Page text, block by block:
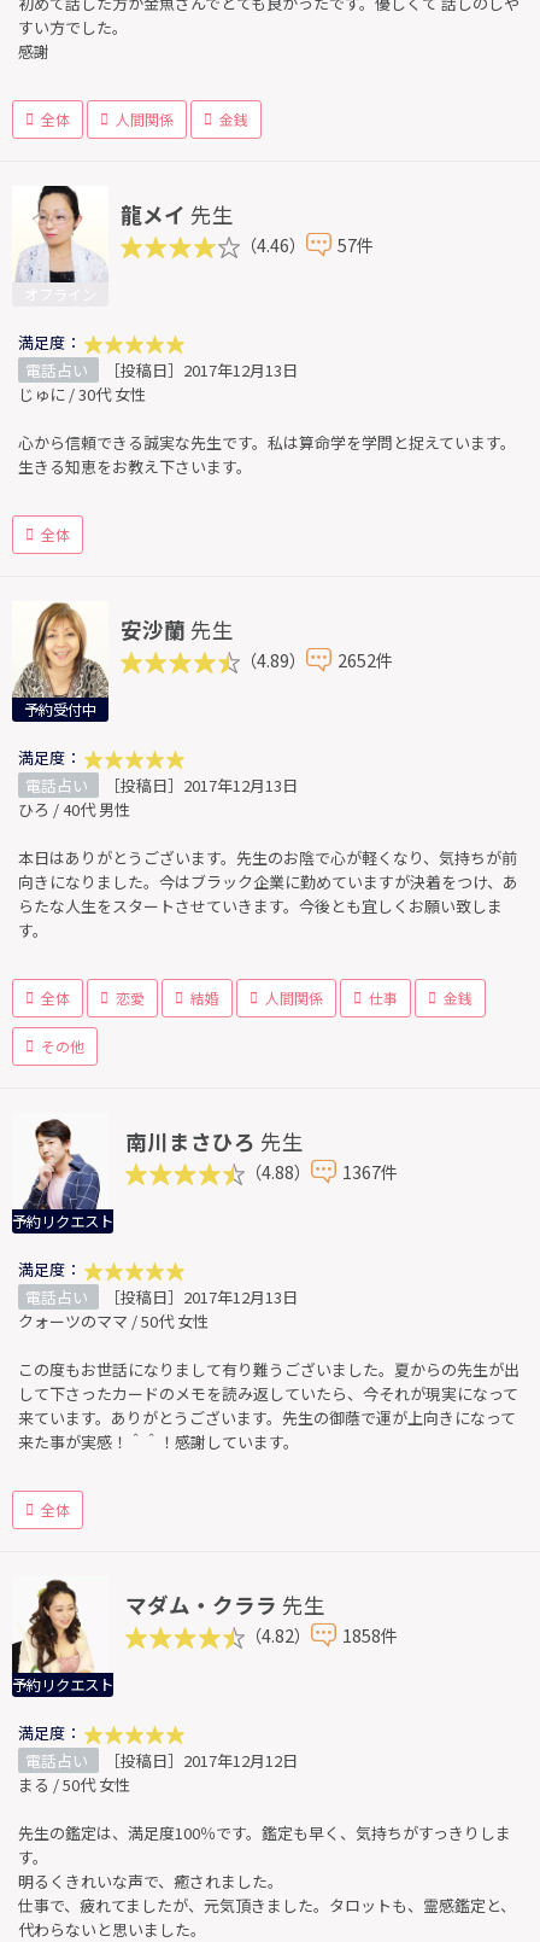
すい方でした。
感謝
全体 人間関係 金銭
龍メイ 先生
（4.46） 57件
満足度：
電話占い
［投稿日］2017年12月13日
じゅに / 30代 女性
心から信頼できる誠実な先生です。私は算命学を学問と捉えています。
生きる知恵をお教え下さいます。
全体
予約受付中
安沙蘭 先生
（4.89） 2652件
満足度：
電話占い
［投稿日］2017年12月13日
ひろ / 40代 男性
本日はありがとうございます。先生のお陰で心が軽くなり、気持ちが前
向きになりました。今はブラック企業に勤めていますが決着をつけ、あ
らたな人生をスタートさせていきます。今後とも宜しくお願い致しま
す。
全体 恋愛 結婚 人間関係 仕事 金銭
その他
予約リクエスト
南川まさひろ 先生
（4.88） 1367件
満足度：
電話占い
［投稿日］2017年12月13日
クォーツのママ / 50代 女性
この度もお世話になりまして有り難うございました。夏からの先生が出
して下さったカードのメモを読み返していたら、今それが現実になって
来ています。ありがとうございます。先生の御蔭で運が上向きになって
来た事が実感！＾＾！感謝しています。
全体
予約リクエスト
マダム・クララ 先生
（4.82） 1858件
満足度：
電話占い
［投稿日］2017年12月12日
まる / 50代 女性
先生の鑑定は、満足度100％です。鑑定も早く、気持ちがすっきりしま
す。
明るくきれいな声で、癒されました。
仕事で、疲れてましたが、元気頂きました。タロットも、霊感鑑定と、
代わらないと思いました。